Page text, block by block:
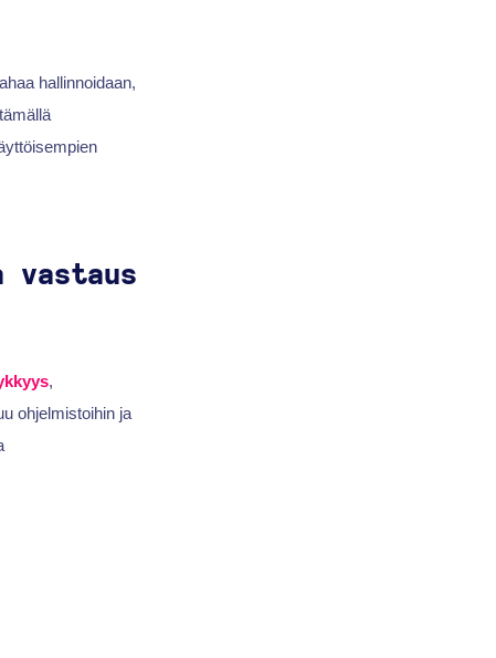
hallinnoidaan,
vastaus
,
ohjelmistoihin ja